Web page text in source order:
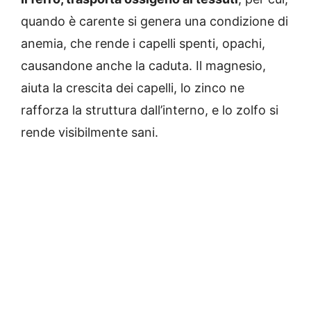
quando è carente si genera una condizione di
anemia, che rende i capelli spenti, opachi,
causandone anche la caduta. Il magnesio,
aiuta la crescita dei capelli, lo zinco ne
rafforza la struttura dall’interno, e lo zolfo si
rende visibilmente sani.